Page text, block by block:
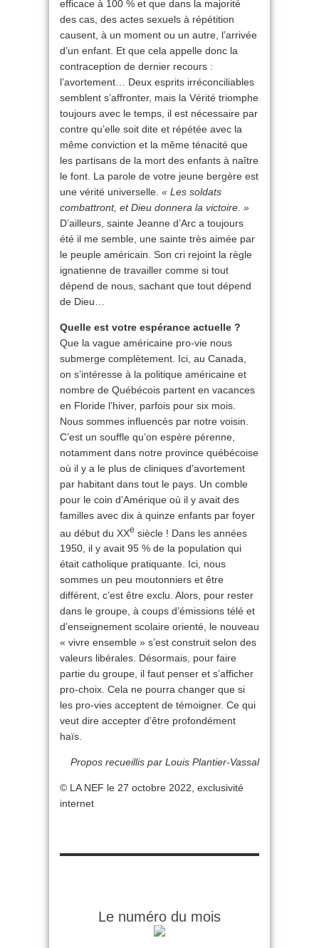
efficace à 100 % et que dans la majorité
des cas, des actes sexuels à répétition
causent, à un moment ou un autre, l’arrivée
d’un enfant. Et que cela appelle donc la
contraception de dernier recours :
l’avortement… Deux esprits irréconciliables
semblent s’affronter, mais la Vérité triomphe
toujours avec le temps, il est nécessaire par
contre qu’elle soit dite et répétée avec la
même conviction et la même ténacité que
les partisans de la mort des enfants à naître
le font. La parole de votre jeune bergère est
une vérité universelle. « Les soldats
combattront, et Dieu donnera la victoire. »
D’ailleurs, sainte Jeanne d’Arc a toujours
été il me semble, une sainte très aimée par
le peuple américain. Son cri rejoint la règle
ignatienne de travailler comme si tout
dépend de nous, sachant que tout dépend
de Dieu…
Quelle est votre espérance actuelle ?
Que la vague américaine pro-vie nous
submerge complètement. Ici, au Canada,
on s’intéresse à la politique américaine et
nombre de Québécois partent en vacances
en Floride l’hiver, parfois pour six mois.
Nous sommes influencés par notre voisin.
C’est un souffle qu’on espère pérenne,
notamment dans notre province québécoise
où il y a le plus de cliniques d’avortement
par habitant dans tout le pays. Un comble
pour le coin d’Amérique où il y avait des
familles avec dix à quinze enfants par foyer
au début du XXe siècle ! Dans les années
1950, il y avait 95 % de la population qui
était catholique pratiquante. Ici, nous
sommes un peu moutonniers et être
différent, c’est être exclu. Alors, pour rester
dans le groupe, à coups d’émissions télé et
d’enseignement scolaire orienté, le nouveau
« vivre ensemble » s’est construit selon des
valeurs libérales. Désormais, pour faire
partie du groupe, il faut penser et s’afficher
pro-choix. Cela ne pourra changer que si
les pro-vies acceptent de témoigner. Ce qui
veut dire accepter d’être profondément
haïs.
Propos recueillis par Louis Plantier-Vassal
© LA NEF le 27 octobre 2022, exclusivité
internet
Le numéro du mois